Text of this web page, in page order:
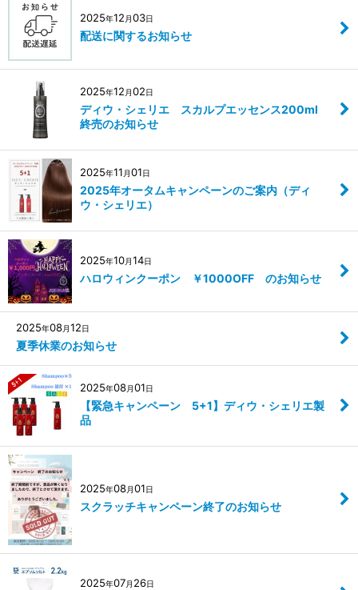
2025年12 月03日
配送に関するお知らせ
2025年12 月02日
ディウ・シェリエ スカルプエッセンス200ml
終売のお知らせ
2025年11 月01日
2025年オータムキャンペーンのご案内（ディ
ウ・シェリエ）
2025年10月14日
ハロウィンクーポン ￥1000OFF のお知らせ
2025年08月12日
夏季休業のお知らせ
2025年08月01日
【緊急キャンペーン 5+1】ディウ・シェリエ製
品
2025年08月01日
スクラッチキャンペーン終了のお知らせ
2025年07月 26日